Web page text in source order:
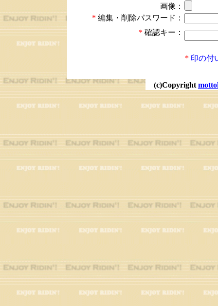
画像：
* 編集・削除パスワード：
* 確認キー：
* 印の付
(c)Copyright